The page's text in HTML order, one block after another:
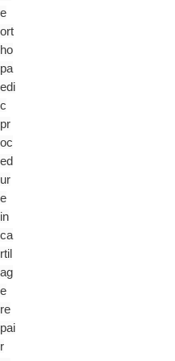
e
ort
ho
pa
edi
c
pr
oc
ed
ur
e
in
ca
rtil
ag
e
re
pai
r